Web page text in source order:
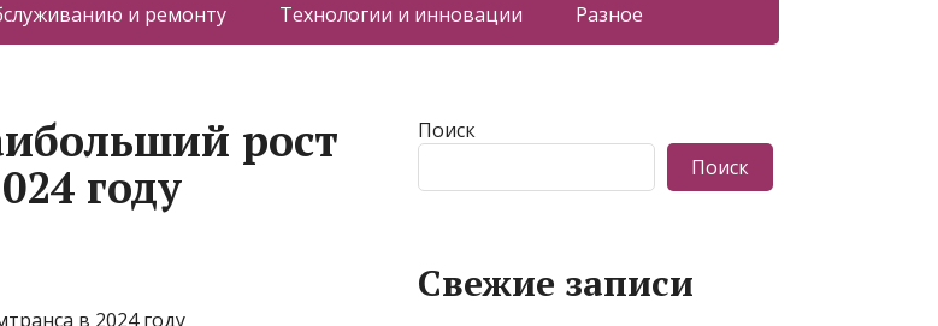
и ремонту Технологии и инновации Разное
рост
году
Поиск
Поиск
Свежие записи